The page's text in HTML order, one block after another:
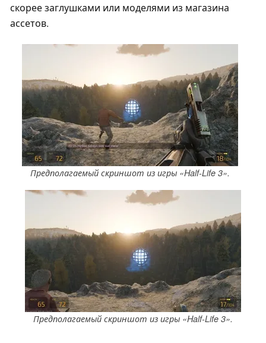
скорее заглушками или моделями из магазина
ассетов.
Предполагаемый скриншот из игры «Half-Life 3».
Предполагаемый скриншот из игры «Half-Life 3».